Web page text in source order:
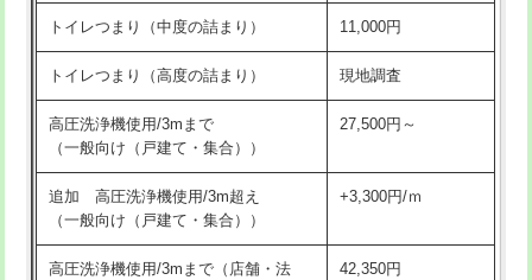
トイレつまり（中度の詰まり） 11,000円
トイレつまり（高度の詰まり） 現地調査
高圧洗浄機使用/3mまで
（一般向け（戸建て・集合））
27,500円～
追加 高圧洗浄機使用/3m超え
（一般向け（戸建て・集合））
+3,300円/ｍ
高圧洗浄機使用/3mまで（店舗・法
42,350円